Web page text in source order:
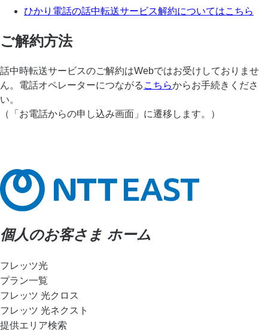
ひかり電話の話中転送サービス解約についてはこちら
ご解約方法
話中時転送サービスのご解約はWebではお受けしておりませ
ん。電話オペレーターにつながる こちらからお手続きくださ
い。
（「お電話からの申し込み画面」に遷移します。）
個人のお客さま ホーム
フレッツ光
プラン一覧
フレッツ 光クロス
フレッツ 光ネクスト
提供エリア検索